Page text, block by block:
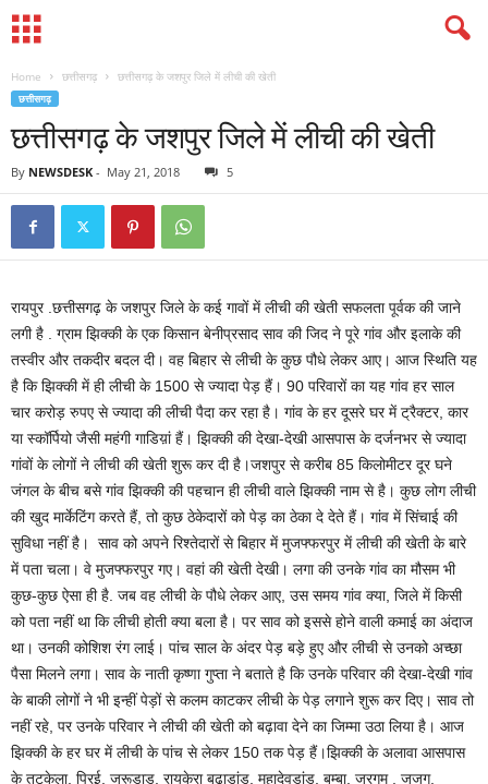
Home छत्तीसगढ़ छत्तीसगढ़ के जशपुर जिले में लीची की खेती
छत्तीसगढ़
छत्तीसगढ़ के जशपुर जिले में लीची की खेती
By NEWSDESK - May 21, 2018 5
रायपुर .छत्तीसगढ़ के जशपुर जिले के कई गावों में लीची की खेती सफलता पूर्वक की जाने
लगी है . ग्राम झिक्की के एक किसान बेनीप्रसाद साव की जिद ने पूरे गांव और इलाके की
तस्वीर और तकदीर बदल दी। वह बिहार से लीची के कुछ पौधे लेकर आए। आज स्थिति यह
है कि झिक्की में ही लीची के 1500 से ज्यादा पेड़ हैं। 90 परिवारों का यह गांव हर साल
चार करोड़ रुपए से ज्यादा की लीची पैदा कर रहा है। गांव के हर दूसरे घर में ट्रैक्टर, कार
या स्कॉर्पियो जैसी महंगी गाडिय़ां हैं। झिक्की की देखा-देखी आसपास के दर्जनभर से ज्यादा
गांवों के लोगों ने लीची की खेती शुरू कर दी है।जशपुर से करीब 85 किलोमीटर दूर घने
जंगल के बीच बसे गांव झिक्की की पहचान ही लीची वाले झिक्की नाम से है। कुछ लोग लीची
की खुद मार्केटिंग करते हैं, तो कुछ ठेकेदारों को पेड़ का ठेका दे देते हैं। गांव में सिंचाई की
सुविधा नहीं है। साव को अपने रिश्तेदारों से बिहार में मुजफ्फरपुर में लीची की खेती के बारे
में पता चला। वे मुजफ्फरपुर गए। वहां की खेती देखी। लगा की उनके गांव का मौसम भी
कुछ-कुछ ऐसा ही है. जब वह लीची के पौधे लेकर आए, उस समय गांव क्या, जिले में किसी
को पता नहीं था कि लीची होती क्या बला है। पर साव को इससे होने वाली कमाई का अंदाज
था। उनकी कोशिश रंग लाई। पांच साल के अंदर पेड़ बड़े हुए और लीची से उनको अच्छा
पैसा मिलने लगा। साव के नाती कृष्णा गुप्ता ने बताते है कि उनके परिवार की देखा-देखी गांव
के बाकी लोगों ने भी इन्हीं पेड़ों से कलम काटकर लीची के पेड़ लगाने शुरू कर दिए। साव तो
नहीं रहे, पर उनके परिवार ने लीची की खेती को बढ़ावा देने का जिम्मा उठा लिया है। आज
झिक्की के हर घर में लीची के पांच से लेकर 150 तक पेड़ हैं।झिक्की के अलावा आसपास
के तटकेला, पिरई, जुरूड़ाड, रायकेरा बूढ़ाडांड़, महादेवडांड़, बम्बा, जुरगुम , जुजगु,